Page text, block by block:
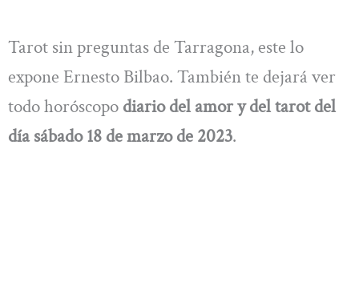
Tarot sin preguntas de Tarragona, este lo
expone Ernesto Bilbao. También te dejará ver
todo horóscopo diario del amor y del tarot del
día sábado 18 de marzo de 2023.